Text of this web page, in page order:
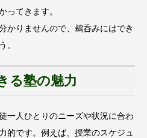
ってきます。
かりませんので、鵜呑みにはでき
。
る塾の魅力
一人ひとりのニーズや状況に合わ
的です。例えば、授業のスケジュ